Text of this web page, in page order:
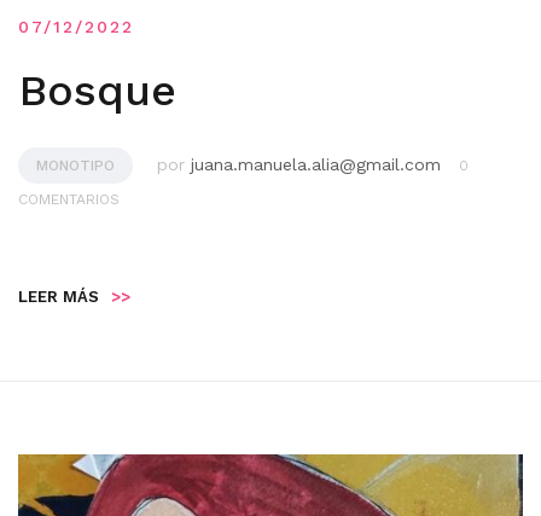
07/12/2022
Bosque
MONOTIPO por juana.manuela.alia@gmail.com
0
COMENTARIOS
LEER MÁS >>